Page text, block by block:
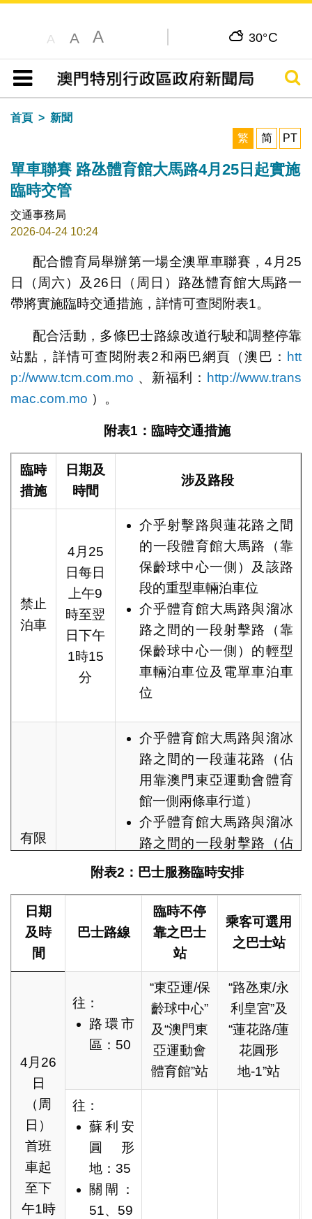
A A A 30°C
目錄
搜尋
首頁
新聞
繁
简 PT
單車聯賽 路氹體育館大馬路4月25日起實施
臨時交管
交通事務局
2026-04-24 10:24
配合體育局舉辦第一場全澳單車聯賽，4月25
日（周六）及26日（周日）路氹體育館大馬路一
帶將實施臨時交通措施，詳情可查閱附表1。
配合活動，多條巴士路線改道行駛和調整停靠
站點，詳情可查閱附表2和兩巴網頁（澳巴： htt
p://www.tcm.com.mo 、新福利： http://www.trans
mac.com.mo ）。
附表1 ： 臨時交通措施
臨時
措施
日期及
時間
涉及路段
禁止
泊車
4月25
日每日
上午9
時至翌
日下午
1時15
分
介乎射擊路與蓮花路之間
的一段體育館大馬路（靠
保齡球中心一側）及該路
段的重型車輛泊車位
介乎體育館大馬路與溜冰
路之間的一段射擊路（靠
保齡球中心一側）的輕型
車輛泊車位及電單車泊車
位
有限
4月26
上午6
時30分
至下午
1時15
介乎體育館大馬路與溜冰
路之間的一段蓮花路（佔
用靠澳門東亞運動會體育
館一側兩條車行道）
介乎體育館大馬路與溜冰
路之間的一段射擊路（佔
用靠保齡球中心一側兩條
介乎射擊路與體育館大馬
路之間的一段體育館圓形
地（佔用左側兩條車行
道）
封閉
交通
（緊
急服
務車
輛除
外）
介乎射擊路與蓮花路之間
的一段體育館大馬路（靠
澳門東亞運動會體育館一
側車行道）
附表2 ：巴士服務臨時安排
日期
及時
間
巴士路線
臨時不停
靠之巴士
站
乘客可選用
之巴士站
4月26
日
（周
日）
首班
車起
至下
午1時
往：
路環市
區：50
“東亞運/保
齡球中心”
及“澳門東
亞運動會
體育館”站
“路氹東/永
利皇宮”及
“蓮花路/蓮
花圓形
地-1”站
往：
蘇利安
圓形
地：35
關閘：
51、59